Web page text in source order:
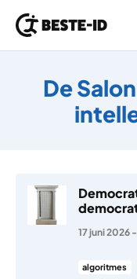
De
17 juni 2026 -
algoritmes